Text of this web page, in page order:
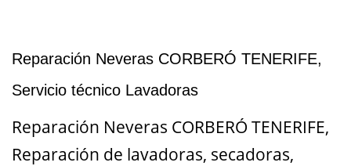
Reparación Neveras CORBERÓ TENERIFE,
Servicio técnico Lavadoras
Reparación Neveras CORBERÓ TENERIFE,
Reparación de lavadoras, secadoras,